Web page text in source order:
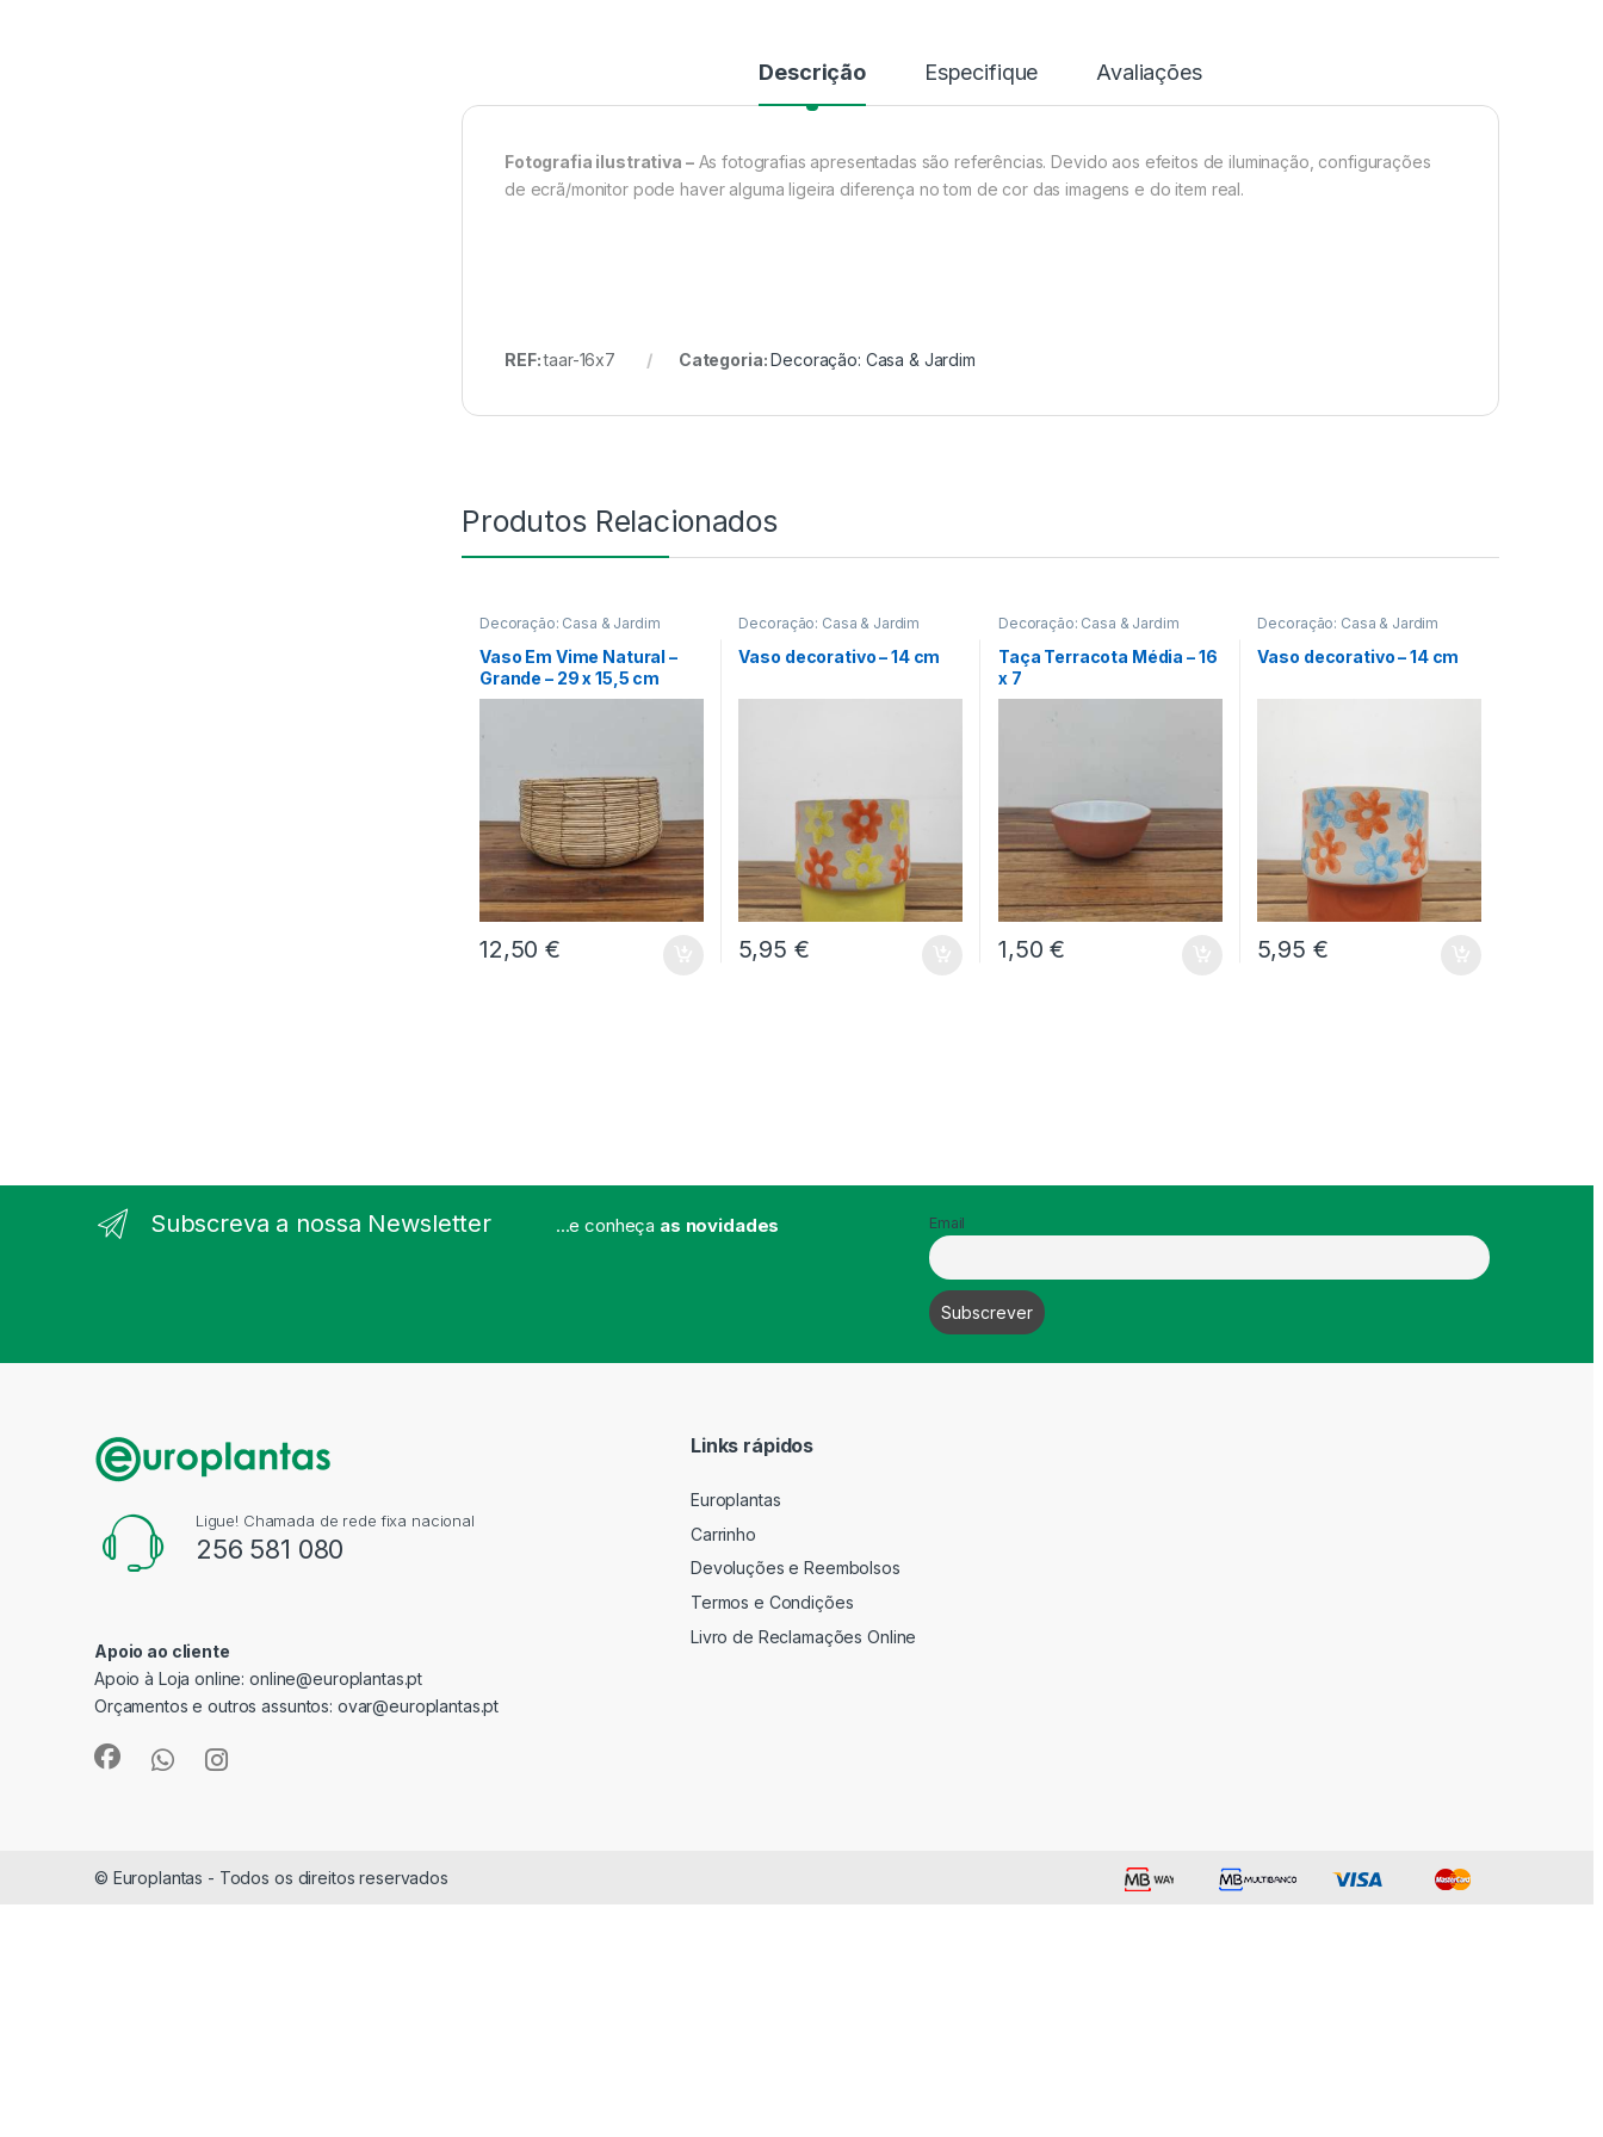
Descrição Especifique Avaliações
Fotografia ilustrativa –As fotografias apresentadas são referências. Devido aos efeitos de iluminação, configurações
de ecrã/monitor pode haver alguma ligeira diferença no tom de cor das imagens e do item real.
REF:taar-16x7 Categoria:Decoração: Casa & Jardim
Produtos Relacionados
Decoração: Casa & Jardim
Vaso Em Vime Natural –
Grande – 29 x 15,5 cm
12,50€
Decoração: Casa & Jardim
Vaso decorativo – 14 cm
5,95 €
Decoração: Casa & Jardim
Taça Terracota Média – 16
x 7
1,50€
Decoração: Casa & Jardim
Vaso decorativo – 14 cm
5,95 €
Subscreva a nossa Newsletter ...e conheça as novidades Email
Ligue! Chamada de rede fixa nacional
256 581 080
Apoio ao cliente
Apoio à Loja online:online@europlantas.pt
Orçamentos e outros assuntos: ovar@europlantas.pt
Links rápidos
Europlantas
Carrinho
Devoluções e Reembolsos
Termos e Condições
Livro de Reclamações Online
© Europlantas - Todos os direitos reservados